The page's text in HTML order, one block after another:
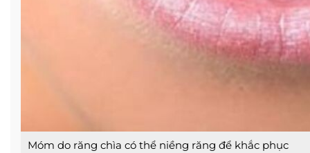
Móm do răng chìa có thể niềng răng để khắc phục